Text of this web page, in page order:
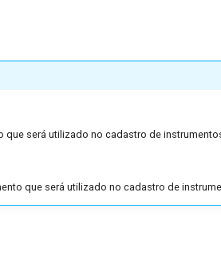
será utilizado no cadastro de
que será utilizado no cadastro de